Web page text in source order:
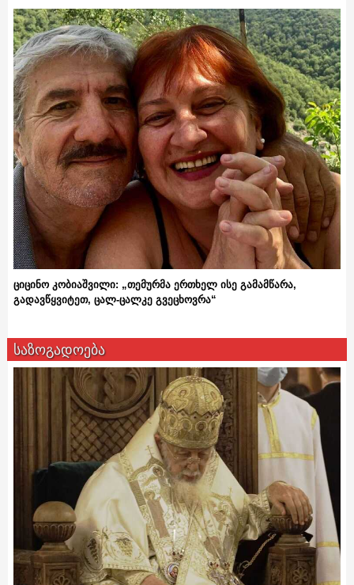
ციცინო კობიაშვილი: „თემურმა ერთხელ ისე გამამწარა,
გადავწყვიტეთ, ცალ-ცალკე გვეცხოვრა“
საზოგადოება